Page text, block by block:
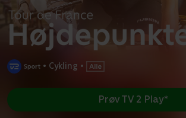
• Cykling •
Prøv TV 2 Play*